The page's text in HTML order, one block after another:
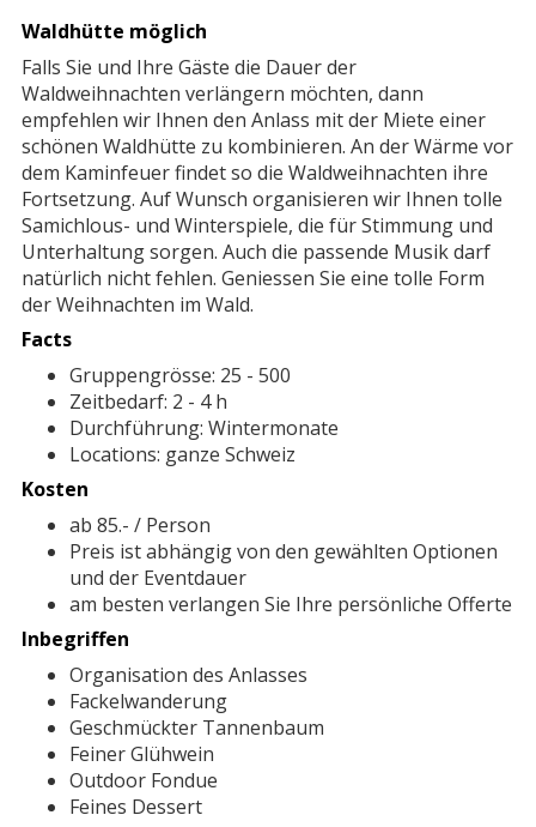
Waldhütte möglich
Falls Sie und Ihre Gäste die Dauer der
Waldweihnachten verlängern möchten, dann
empfehlen wir Ihnen den Anlass mit der Miete einer
schönen Waldhütte zu kombinieren. An der Wärme vor
dem Kaminfeuer findet so die Waldweihnachten ihre
Fortsetzung. Auf Wunsch organisieren wir Ihnen tolle
Samichlous- und Winterspiele, die für Stimmung und
Unterhaltung sorgen. Auch die passende Musik darf
natürlich nicht fehlen. Geniessen Sie eine tolle Form
der Weihnachten im Wald.
Facts
Gruppengrösse: 25 - 500
Zeitbedarf: 2 - 4 h
Durchführung: Wintermonate
Locations: ganze Schweiz
Kosten
ab 85.- / Person
Preis ist abhängig von den gewählten Optionen
und der Eventdauer
am besten verlangen Sie Ihre persönliche Offerte
Inbegriffen
Organisation des Anlasses
Fackelwanderung
Geschmückter Tannenbaum
Feiner Glühwein
Outdoor Fondue
Feines Dessert